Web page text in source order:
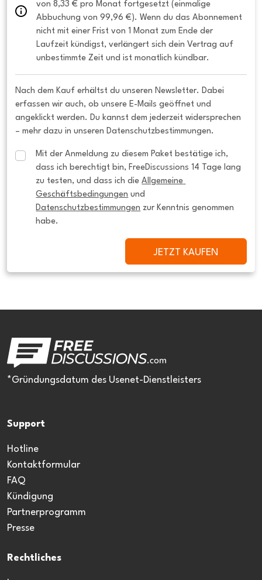
von 8,33 € pro Monat fortgesetzt (einmalige
Abbuchung von 99,96 €). Wenn du das Abonnement
nicht mit einer Frist von 1 Monat zum Ende der
Laufzeit kündigst, verlängert sich dein Vertrag auf
unbestimmte Zeit und ist monatlich kündbar.
Nach dem Kauf erhältst du unseren Newsletter. Dabei
erfassen wir auch, ob unsere E-Mails geöffnet und
angeklickt werden. Du kannst dem jederzeit widersprechen
– mehr dazu in unseren Datenschutzbestimmungen.
Mit der Anmeldung zu diesem Paket bestätige ich,
dass ich berechtigt bin, FreeDiscussions 14 Tage lang
zu testen, und dass ich die Allgemeine
Geschäftsbedingungen
Datenschutzbestimmungen zur Kenntnis genommen
habe.
JETZT KAUFEN
*Gründungsdatum des Usenet-Dienstleisters
Support
Hotline
Kontaktformular
FAQ
Kündigung
Partnerprogramm
Presse
Rechtliches